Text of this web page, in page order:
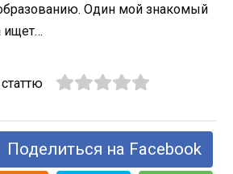
Один мой знакомый
ищет…
статтю
Поделиться на Facebook